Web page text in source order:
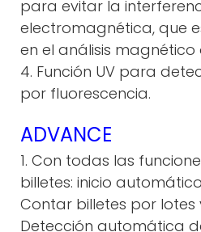
para evitar la
electromagnética, que
en el análisis
4. Función UV para
por fluorescencia.
ADVANCE
1. Con todas las
billetes: inicio
Contar billetes por lotes
Detección automática